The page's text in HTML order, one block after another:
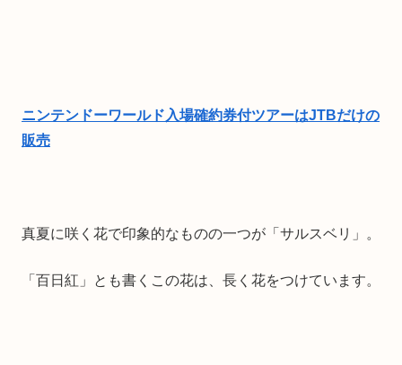
ニンテンドーワールド入場確約券付ツアーはJTBだけの
販売
真夏に咲く花で印象的なものの一つが「サルスベリ」。
「百日紅」とも書くこの花は、長く花をつけています。